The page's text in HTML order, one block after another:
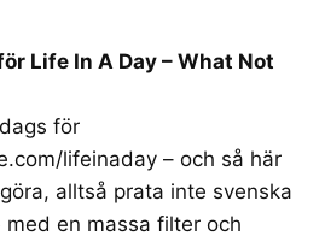
Life In A Day – What Not
för
lifeinaday – och så här
alltså prata inte svenska
en massa filter och